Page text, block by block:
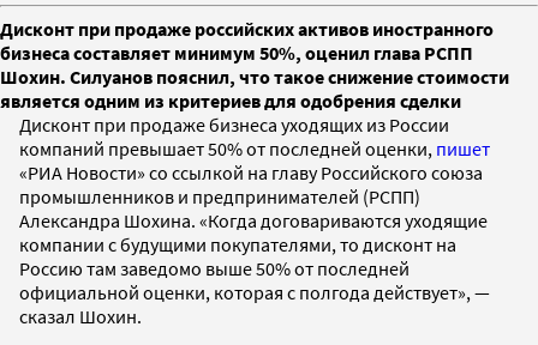
Дисконт при продаже российских активов иностранного
бизнеса составляет минимум 50%, оценил глава РСПП
Шохин. Силуанов пояснил, что такое снижение стоимости
является одним из критериев для одобрения сделки
Дисконт при продаже бизнеса уходящих из России
компаний превышает 50% от последней оценки, пишет
«РИА Новости» со ссылкой на главу Российского союза
промышленников и предпринимателей (РСПП)
Александра Шохина. «Когда договариваются уходящие
компании с будущими покупателями, то дисконт на
Россию там заведомо выше 50% от последней
официальной оценки, которая с полгода действует», —
сказал Шохин.